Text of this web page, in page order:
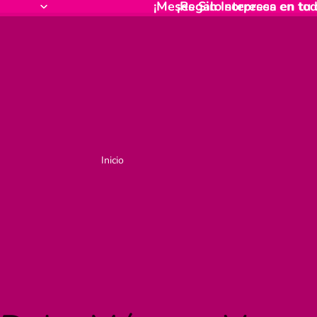
¡Regalo sorpresa en tu
¡Meses Sin Intereses en
Inicio